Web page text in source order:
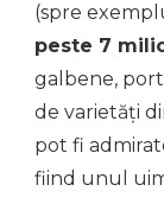
(spre
peste 7
galbene,
de varietăți
pot fi
fiind unul